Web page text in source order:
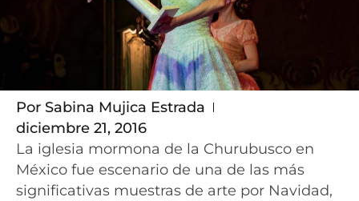
Por Sabina Mujica Estrada
diciembre 21, 2016
La iglesia mormona de la Churubusco en
México fue escenario de una de las más
significativas muestras de arte por Navidad,